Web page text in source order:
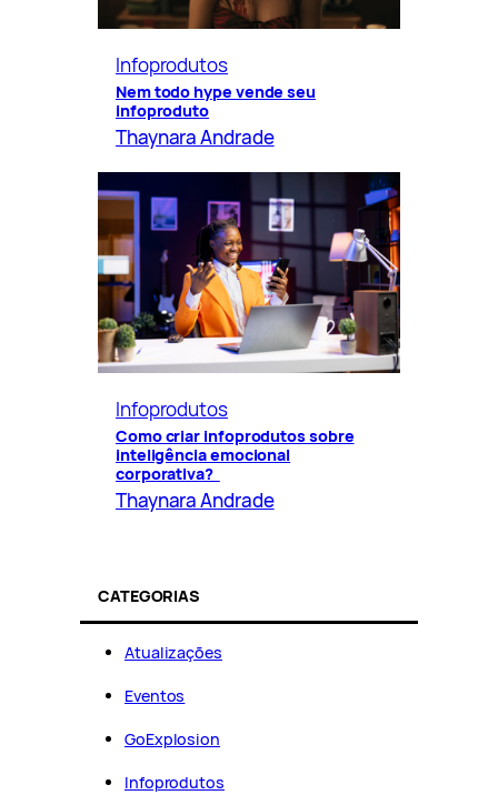
Infoprodutos
Nem todo hype vende seu
infoproduto
Thaynara Andrade
Infoprodutos
Como criar infoprodutos sobre
inteligência emocional
corporativa?
Thaynara Andrade
CATEGORIAS
Atualizações
Eventos
GoExplosion
Infoprodutos